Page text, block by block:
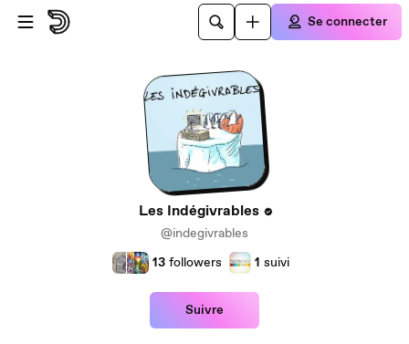
Passer au contenu principal
Se connecter
Les Indégivrables
@indegivrables
13 followers 1 suivi
Suivre